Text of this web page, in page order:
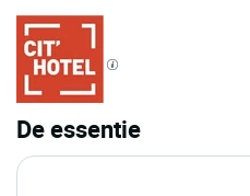
De essentie